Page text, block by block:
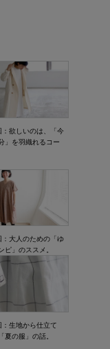
：欲しいのは、「今
」を羽織れるコー
：大人のための「ゆ
ピ」のススメ。
：生地から仕立て
夏の服」の話。